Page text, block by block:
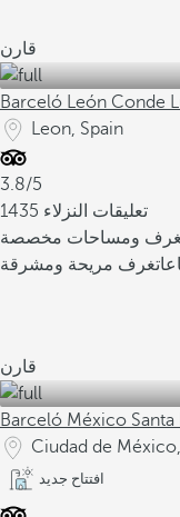
قارن
Barceló León Conde
Leon, Spain
3.8/5
1435 تعليقات النزلاء
ومساحات مخصصة
غرف مريحة ومشرقة
قارن
Barceló México Santa
Ciudad de
افتتاح جديد